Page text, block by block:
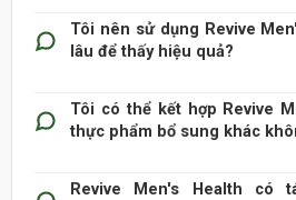
Tôi nên sử dụng Revive
lâu để thấy hiệu quả?
Tôi có thể kết hợp Revive
thực phẩm bổ sung khác
Revive Men's Health có